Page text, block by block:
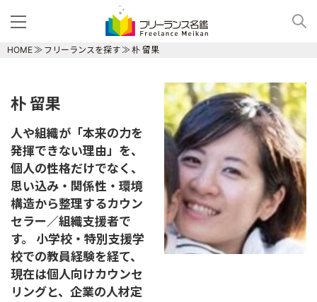
HOME フリーランスを探す 朴 留果
朴 留果
人や組織が「本来の力を
発揮できない理由」を、
個人の性格だけでなく、
思い込み・関係性・環境
構造から整理するカウン
セラー／組織支援者で
す。 小学校・特別支援学
校での教員経験を経て、
現在は個人向けカウンセ
リングと、企業の人材定